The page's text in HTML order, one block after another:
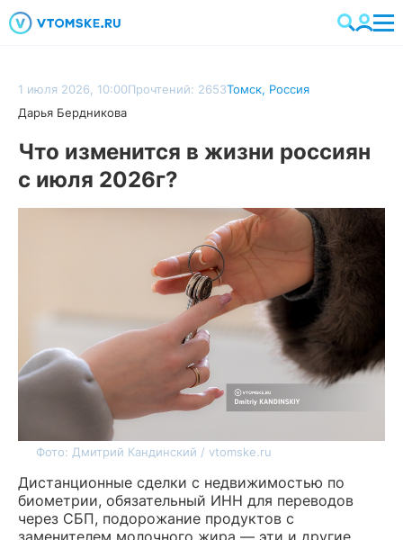
1 июля 2026, 10:00Прочтений: 2653Томск, Россия
Дарья Бердникова
Что изменится в жизни россиян
с июля 2026г?
Фото: Дмитрий Кандинский / vtomske.ru
Дистанционные сделки с недвижимостью по
биометрии, обязательный ИНН для переводов
через СБП, подорожание продуктов с
заменителем молочного жира — эти и другие